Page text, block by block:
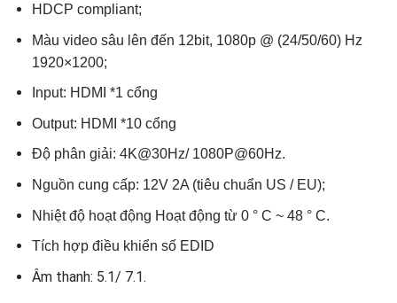
HDCP compliant;
Màu video sâu lên đến 12bit, 1080p @ (24/50/60) Hz
1920×1200;
Input: HDMI *1 cổng
Output: HDMI *10 cổng
Độ phân giải: 4K@30Hz/ 1080P@60Hz.
Nguồn cung cấp: 12V 2A (tiêu chuẩn US / EU);
Nhiệt độ hoạt động Hoạt động từ 0 ° C ~ 48 ° C.
Tích hợp điều khiển số EDID
Âm thanh: 5.1/ 7.1.